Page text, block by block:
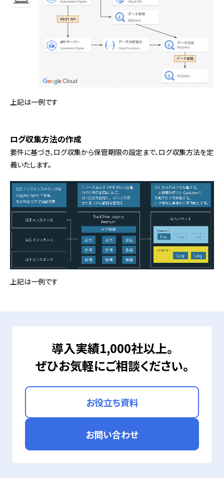
上記は一例です
ログ収集方法の作成
要件に基づき、ログ収集から保管期限の設定まで、ログ収集方法を定
義いたします。
上記は一例です
導入実績1,000社以上。
ぜひお気軽にご相談ください。
お役立ち資料
お問い合わせ